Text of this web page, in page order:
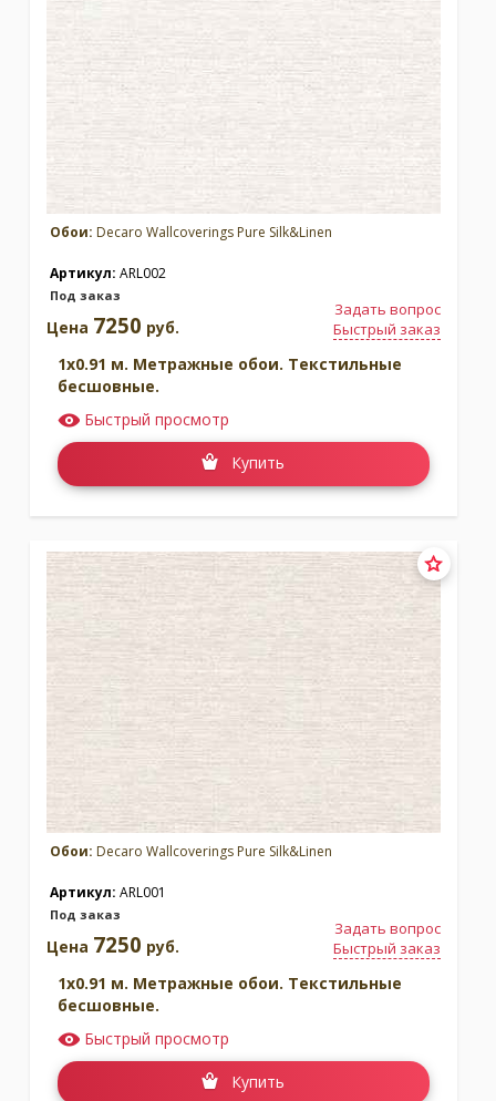
Обои: Decaro Wallcoverings Pure Silk&Linen
Артикул: ARL002
Под заказ
Задать вопрос
Быстрый заказ
Цена 7250 руб.
1x0.91 м. Метражные обои. Текстильные
бесшовные.
Быстрый просмотр
Купить
Обои: Decaro Wallcoverings Pure Silk&Linen
Артикул: ARL001
Под заказ
Задать вопрос
Быстрый заказ
Цена 7250 руб.
1x0.91 м. Метражные обои. Текстильные
бесшовные.
Быстрый просмотр
Купить